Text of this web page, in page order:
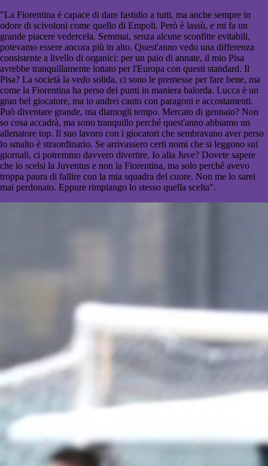
"La Fiorentina è capace di dare fastidio a tutti, ma anche sempre in
odore di scivoloni come quello di Empoli. Però è lassù, e mi fa un
grande piacere vedercela. Semmai, senza alcune sconfitte evitabili,
potevamo essere ancora più in alto. Quest'anno vedo una differenza
consistente a livello di organici: per un paio di annate, il mio Pisa
avrebbe tranquillamente lottato per l'Europa con questi standard. Il
Pisa? La società la vedo solida, ci sono le premesse per fare bene, ma
come la Fiorentina ha perso dei punti in maniera balorda. Lucca è un
gran bel giocatore, ma io andrei cauto con paragoni e accostamenti.
Può diventare grande, ma diamogli tempo. Mercato di gennaio? Non
so cosa accadrà, ma sono tranquillo perché quest'anno abbiamo un
allenatore top. Il suo lavoro con i giocatori che sembravano aver perso
lo smalto è straordinario. Se arrivassero certi nomi che si leggono sui
giornali, ci potremmo davvero divertire. Io alla Juve? Dovete sapere
che io scelsi la Juventus e non la Fiorentina, ma solo perché avevo
troppa paura di fallire con la mia squadra del cuore. Non me lo sarei
mai perdonato. Eppure rimpiango lo stesso quella scelta".